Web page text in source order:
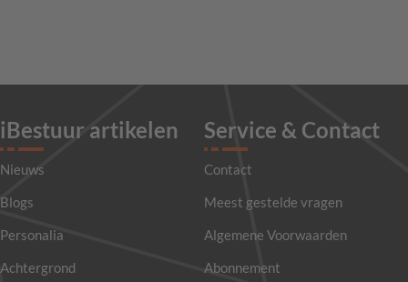
iBestuur artikelen
Nieuws
Blogs
Personalia
Achtergrond
Service & Contact
Contact
Meest gestelde vragen
Algemene Voorwaarden
Abonnement